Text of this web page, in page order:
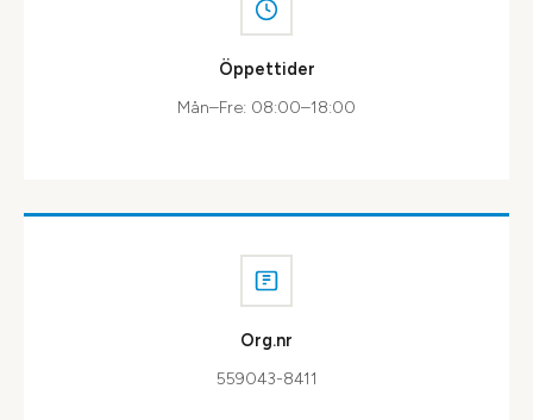
Öppettider
Mån–Fre: 08:00–18:00
Org.nr
559043-8411